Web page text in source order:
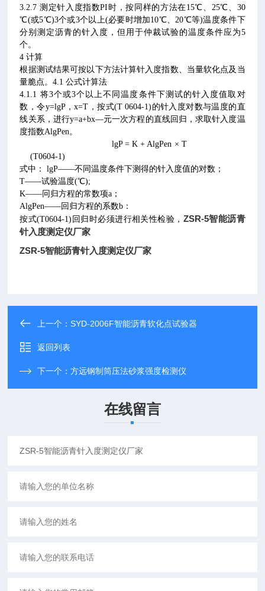
3.2.7 测定针入度指数PI时，按同样的方法在15℃、25℃、30
℃(或5℃)3个或3个以上(必要时增加10℃、20℃等)温度条件下
分别测定沥青的针入度，但用于仲裁试验的温度条件应为5
个。
4 计算
根据测试结果可按以下方法计算针入度指数、当量软化点及当
量脆点。4.1 公式计算法
4.1.1 将3个或3个以上不同温度条件下测试的针入度值取对
数，令y=lgP，x=T，按式(T 0604-1)的针入度对数与温度的直
线关系，进行y=a+bx—元一次方程的直线回归，求取针入度温
度指数AlgPen。
lgP = K + AlgPen × T
(T0604-1)
式中： lgP——不同温度条件下测得的针入度值的对数；
T——试验温度(℃);
K——冋归方程的常数项a；
AlgPen——回归方程的系数b：
按式(T0604-1)回归时必须进行相关性检验， ZSR-5智能沥青
针入度测定仪厂家
ZSR-5智能沥青针入度测定仪厂家
上一个：SYD-2006F智能沥青软化点试验器
返回列表
下一个：方远钢制筒压法砂浆强度检测仪
在线留言